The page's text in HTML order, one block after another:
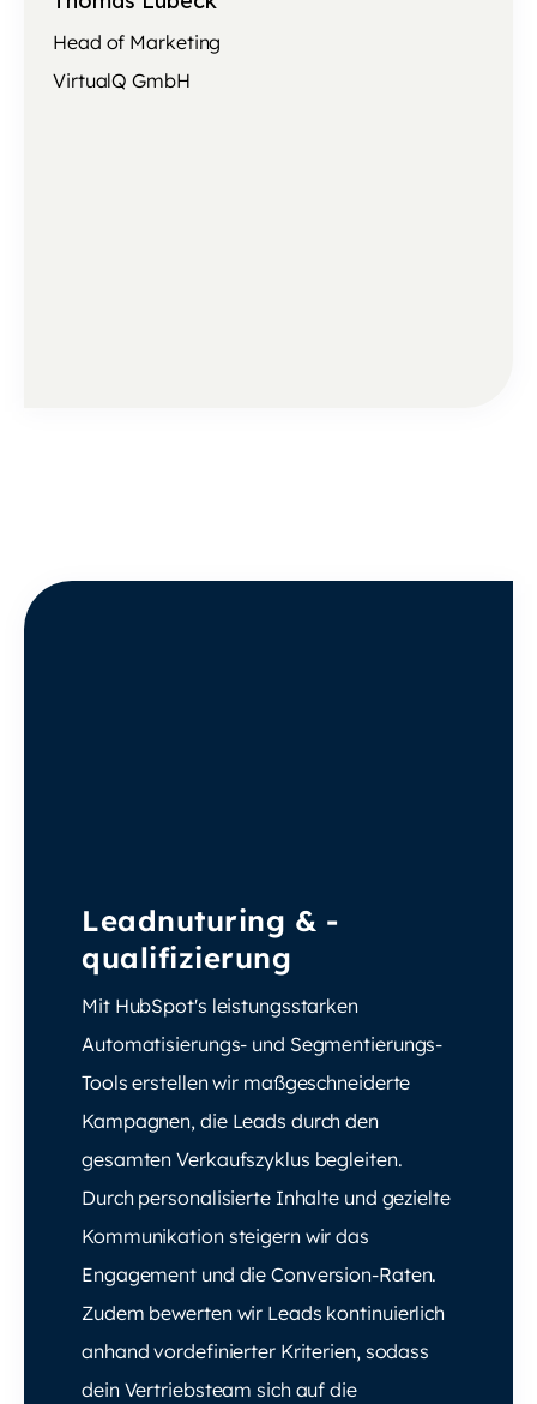
Head of Marketing
VirtualQ GmbH
Leadnuturing & -
qualifizierung
Mit HubSpot's leistungsstarken
Automatisierungs- und Segmentierungs-
Tools erstellen wir maßgeschneiderte
Kampagnen, die Leads durch den
gesamten Verkaufszyklus begleiten.
Durch personalisierte Inhalte und gezielte
Kommunikation steigern wir das
Engagement und die Conversion-Raten.
Zudem bewerten wir Leads kontinuierlich
anhand vordefinierter Kriterien, sodass
dein Vertriebsteam sich auf die